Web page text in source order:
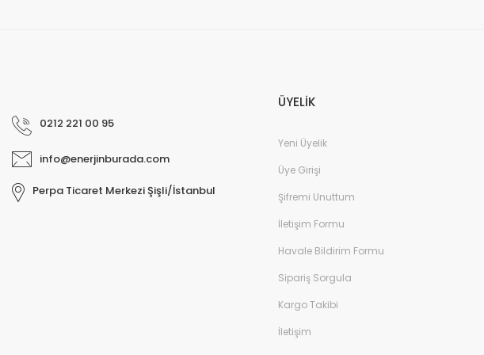
0212 221 00 95
info@enerjinburada.com
Perpa Ticaret Merkezi Şişli/İstanbul
ÜYELİK
Yeni Üyelik
Üye Girişi
Şifremi Unuttum
İletişim Formu
Havale Bildirim Formu
Sipariş Sorgula
Kargo Takibi
İletişim